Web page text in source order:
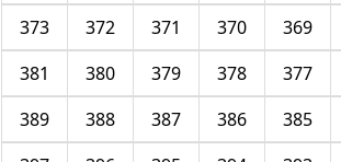
369
370
371
372
373
377
378
379
380
381
385
386
387
388
389